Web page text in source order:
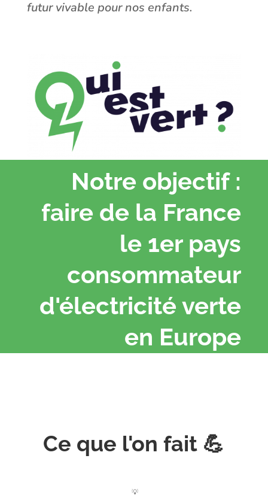
futur vivable pour nos enfants.
Notre objectif :
faire de la France
le 1er pays
consommateur
d'électricité verte
en Europe
Ce que l'on fait 💪
💡